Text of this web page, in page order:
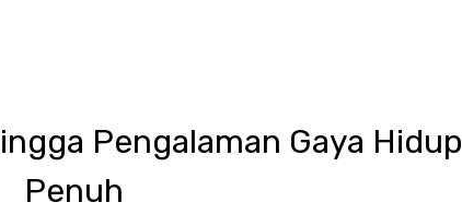
Pengalaman Gaya Hidup
Penuh